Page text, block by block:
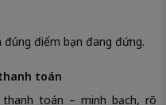
đúng điểm bạn đang đứng.
toán
toán – minh bạch, rõ